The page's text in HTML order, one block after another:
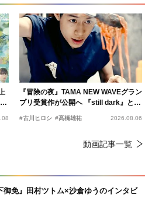
『冒険の夜』TAMA NEW WAVEグラン
プリ受賞作が公開へ 『still dark』と同
時上映決定
#古川ヒロシ #髙橋雄祐 2026.08.06
動画記事一覧
御免』田村ツトム×沙倉ゆうのインタビ